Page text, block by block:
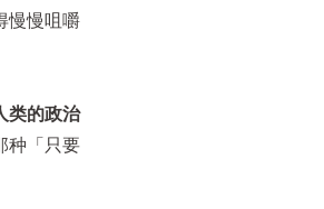
慢慢咀嚼
类的政治
种「只要